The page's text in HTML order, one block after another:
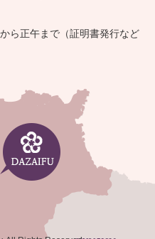
ら正午まで（証明書発行など